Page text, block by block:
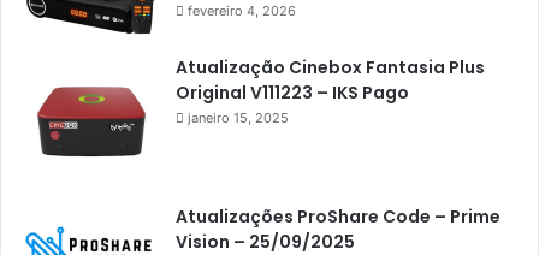
Athomics Eon
Athomics i3
Athomics i3 Bold
Athomics Inspire Qi
Athomics Inspire Qi Lite
fevereiro 4, 2026
Atualização Cinebox Fantasia Plus
Original V111223 – IKS Pago
janeiro 15, 2025
Atualizações ProShare Code – Prime
Vision – 25/09/2025